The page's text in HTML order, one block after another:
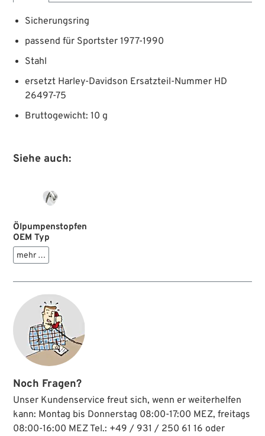
Sicherungsring
passend für Sportster 1977-1990
Stahl
ersetzt Harley-Davidson Ersatzteil-Nummer HD
26497-75
Bruttogewicht: 10 g
Siehe auch:
Ölpumpenstopfen
OEM Typ
mehr …
Noch Fragen?
Unser Kundenservice freut sich, wenn er weiterhelfen
kann: Montag bis Donnerstag 08:00-17:00 MEZ, freitags
08:00-16:00 MEZ Tel.: +49 / 931 / 250 61 16 oder